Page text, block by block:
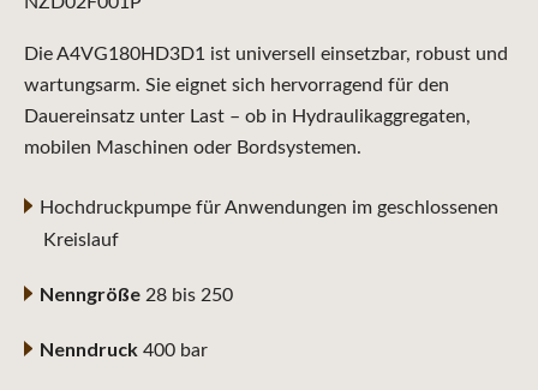
Die A4VG180HD3D1 ist universell einsetzbar, robust und
wartungsarm. Sie eignet sich hervorragend für den
Dauereinsatz unter Last – ob in Hydraulikaggregaten,
mobilen Maschinen oder Bordsystemen.
Hochdruckpumpe für Anwendungen im geschlossenen
Kreislauf
Nenngröße 28 bis 250
Nenndruck 400 bar